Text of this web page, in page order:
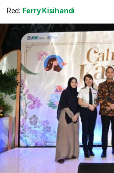
Red: Ferry Kisihandi